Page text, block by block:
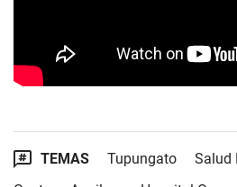
TEMAS Tupungato
Salud